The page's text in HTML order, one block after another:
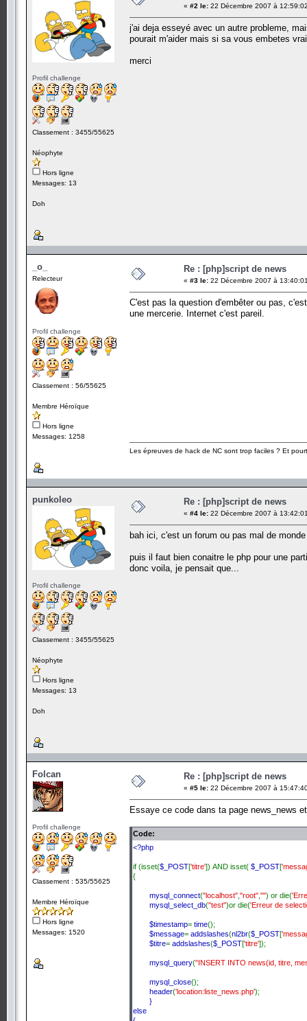
Profil challenge
Classement : 3455/55625
Néophyte
Hors ligne
Messages: 13
Doh
« #2 le: 22 Décembre 2007 à
j'ai deja esseyé avec un autre probleme,
pourait m'aider mais si sa vous embetes
merci
_o_
Relecteur
Profil challenge
Classement : 56/55625
Membre Héroïque
Hors ligne
Messages: 1258
Re : [php]script de news
« #3 le: 22 Décembre 2007 à
C'est pas la question d'embêter ou pas,
une mercerie. Internet c'est pareil.
Les épreuves de hack de NC sont trop faciles ? Et
punkoleo
Profil challenge
Classement : 3455/55625
Néophyte
Hors ligne
Messages: 13
Doh
Re : [php]script de news
« #4 le: 22 Décembre 2007 à
bah ici, c'est un forum ou pas mal de
puis il faut bien conaitre le php pour une
donc voila, je pensait que...
Folcan
Profil challenge
Classement : 535/55625
Membre Héroïque
Hors ligne
Messages: 1520
Re : [php]script de news
« #5 le: 22 Décembre 2007 à
Essaye ce code dans ta page news_news
Code:
<?php
if (isset($_POST['titre']) AND isset( $_POST[
{
mysql_connect("localhost" "root" "") or die(
mysql_select_db("test")or die('Erreur de
$timestamp= time();
$message= addslashes(nl2br($_POST[
$titre= addslashes($_POST['titre']);
mysql_query("INSERT INTO news(id, titre,
mysql_close();
header('location:liste_news.php');
}
else